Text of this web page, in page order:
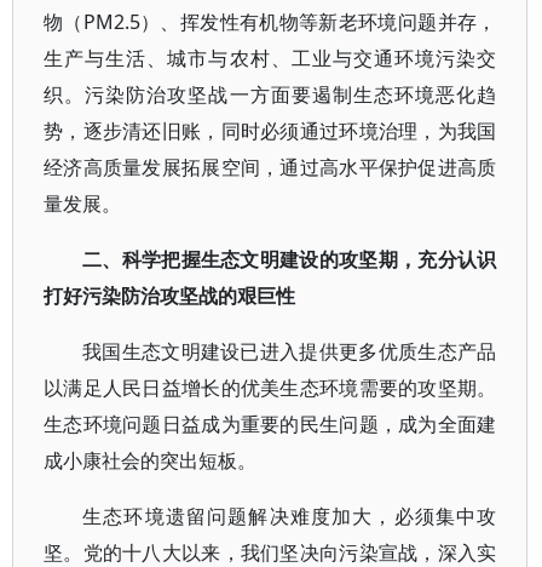
物（PM2.5）、挥发性有机物等新老环境问题并存，
生产与生活、城市与农村、工业与交通环境污染交
织。污染防治攻坚战一方面要遏制生态环境恶化趋
势，逐步清还旧账，同时必须通过环境治理，为我国
经济高质量发展拓展空间，通过高水平保护促进高质
量发展。
二、科学把握生态文明建设的攻坚期，充分认识
打好污染防治攻坚战的艰巨性
我国生态文明建设已进入提供更多优质生态产品
以满足人民日益增长的优美生态环境需要的攻坚期。
生态环境问题日益成为重要的民生问题，成为全面建
成小康社会的突出短板。
生态环境遗留问题解决难度加大，必须集中攻
坚。党的十八大以来，我们坚决向污染宣战，深入实